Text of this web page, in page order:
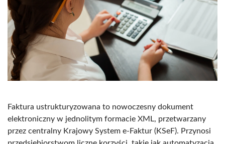
Faktura ustrukturyzowana to nowoczesny dokument
elektroniczny w jednolitym formacie XML, przetwarzany
przez centralny Krajowy System e-Faktur (KSeF). Przynosi